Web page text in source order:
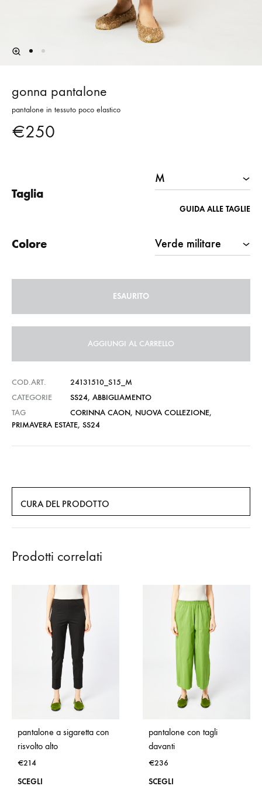
gonna pantalone
pantalone in tessuto poco elastico
€250
Taglia
GUIDA ALLE TAGLIE
Colore
ESAURITO
AGGIUNGI AL CARRELLO
COD.ART.
24131510_S15_M
CATEGORIE
SS24, ABBIGLIAMENTO
TAG
CORINNA CAON, NUOVA COLLEZIONE,
PRIMAVERA ESTATE, SS24
CURA DEL PRODOTTO
Prodotti correlati
pantalone a sigaretta con
risvolto alto
€214
SCEGLI
pantalone con tagli
davanti
€236
SCEGLI